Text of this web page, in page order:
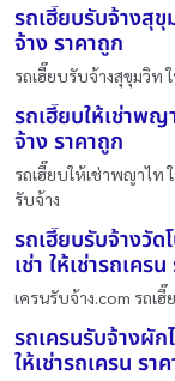
รถเฮี๊ยบรับจ้างสุขุ
จ้าง ราคาถูก
รถเฮี๊ยบรับจ้างสุขุมวิท
รถเฮี๊ยบให้เช่าพญ
จ้าง ราคาถูก
รถเฮี๊ยบให้เช่าพญาไท
รับจ้าง
รถเฮี๊ยบรับจ้างวัด
เช่า ให้เช่ารถเคร
เครนรับจ้าง.com รถเ
รถเครนรับจ้างผัก
ให้เช่ารถเครน รา